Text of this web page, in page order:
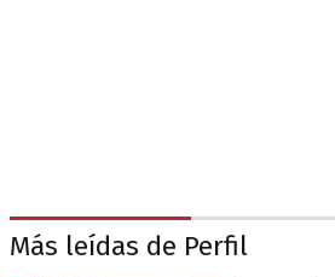
Más leídas de Perfil